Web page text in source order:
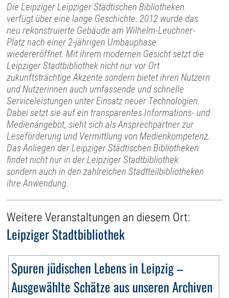
Die Leipziger Leipziger Städtischen Bibliotheken
verfügt über eine lange Geschichte. 2012 wurde das
neu rekonstruierte Gebäude am Wilhelm-Leuchner-
Platz nach einer 2-jährigen Umbauphase
wiedereröffnet. Mit ihrem modernen Gesicht setzt die
Leipziger Stadtbibliothek nicht nur vor Ort
zukunftsträchtige Akzente sondern bietet ihren Nutzern
und Nutzerinnen auch umfassende und schnelle
Serviceleistungen unter Einsatz neuer Technologien.
Dabei setzt sie auf ein transparentes Informations- und
Medienangebot, sieht sich als Ansprechpartner zur
Leseförderung und Vermittlung von Medienkompetenz.
Das Anliegen der Leipziger Städtischen Bibliotheken
findet nicht nur in der Leipziger Stadtbibliothek
sondern auch in den zahlreichen Stadtteilbibliotheken
ihre Anwendung.
Weitere Veranstaltungen an diesem Ort:
Leipziger Stadtbibliothek
Spuren jüdischen Lebens in Leipzig –
Ausgewählte Schätze aus unseren Archiven